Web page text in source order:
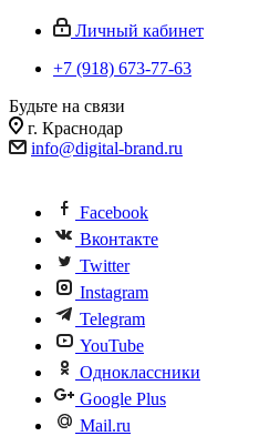
Личный кабинет
+7 (918) 673-77-63
Будьте на связи
г. Краснодар
info@digital-brand.ru
Facebook
Вконтакте
Twitter
Instagram
Telegram
YouTube
Одноклассники
Google Plus
Mail.ru